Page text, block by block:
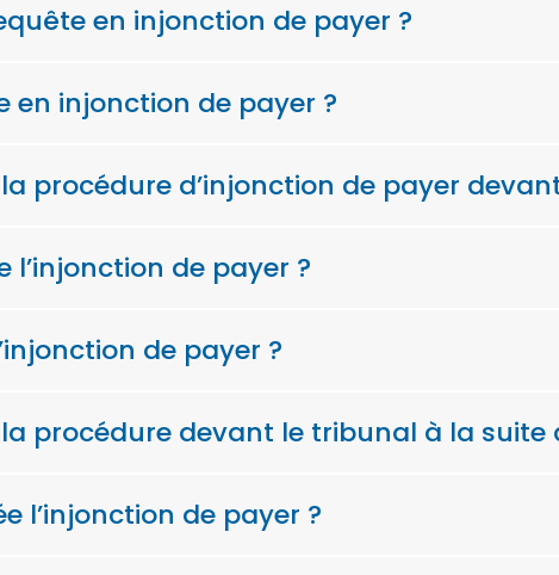
en injonction de payer ?
en injonction de payer ?
procédure d’injonction de payer
l’injonction de payer ?
de payer ?
procédure devant le tribunal à la suite
l’injonction de payer ?